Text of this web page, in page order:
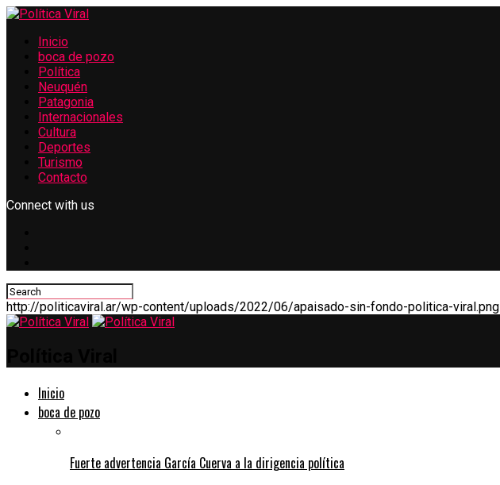
Inicio
boca de pozo
Política
Neuquén
Patagonia
Internacionales
Cultura
Deportes
Turismo
Contacto
Connect with us
http://politicaviral.ar/wp-content/uploads/2022/06/apaisado-sin-fondo-politica-viral.png
Inicio
boca de pozo
Fuerte advertencia García Cuerva a la dirigencia política